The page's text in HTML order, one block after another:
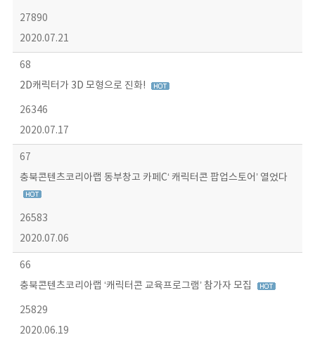
27890
2020.07.21
68
2D캐릭터가 3D 모형으로 진화!
26346
2020.07.17
67
충북콘텐츠코리아랩 동부창고 카페C‘ 캐릭터콘 팝업스토어’ 열었다
26583
2020.07.06
66
충북콘텐츠코리아랩 ‘캐릭터콘 교육프로그램’ 참가자 모집
25829
2020.06.19